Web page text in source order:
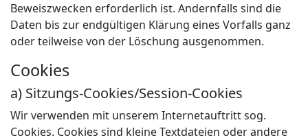
Beweiszwecken erforderlich ist. Andernfalls sind die
Daten bis zur endgültigen Klärung eines Vorfalls ganz
oder teilweise von der Löschung ausgenommen.
Cookies
a) Sitzungs-Cookies/Session-Cookies
Wir verwenden mit unserem Internetauftritt sog.
Cookies. Cookies sind kleine Textdateien oder andere